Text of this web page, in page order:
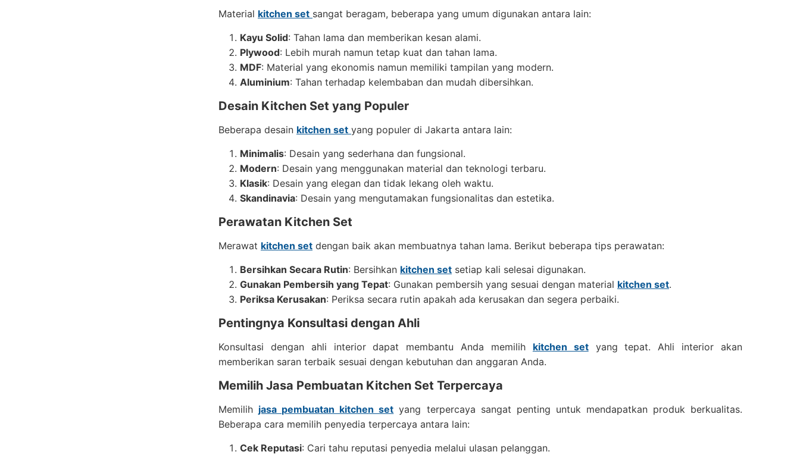
Material kitchen set sangat beragam, beberapa yang umum digunakan antara lain:
Kayu Solid: Tahan lama dan memberikan kesan alami.
Plywood: Lebih murah namun tetap kuat dan tahan lama.
MDF: Material yang ekonomis namun memiliki tampilan yang modern.
Aluminium: Tahan terhadap kelembaban dan mudah dibersihkan.
Desain Kitchen Set yang Populer
Beberapa desain kitchen set yang populer di Jakarta antara lain:
Minimalis: Desain yang sederhana dan fungsional.
Modern: Desain yang menggunakan material dan teknologi terbaru.
Klasik: Desain yang elegan dan tidak lekang oleh waktu.
Skandinavia: Desain yang mengutamakan fungsionalitas dan estetika.
Perawatan Kitchen Set
Merawat kitchen set dengan baik akan membuatnya tahan lama. Berikut beberapa tips perawatan:
Bersihkan Secara Rutin: Bersihkan kitchen set setiap kali selesai digunakan.
Gunakan Pembersih yang Tepat: Gunakan pembersih yang sesuai dengan material kitchen set.
Periksa Kerusakan: Periksa secara rutin apakah ada kerusakan dan segera perbaiki.
Pentingnya Konsultasi dengan Ahli
Konsultasi dengan ahli interior dapat membantu Anda memilih kitchen setyang tepat. Ahli interior akan
memberikan saran terbaik sesuai dengan kebutuhan dan anggaran Anda.
Memilih Jasa Pembuatan Kitchen Set Terpercaya
Memilih jasa pembuatan kitchen set yang terpercaya sangat penting untuk mendapatkan produk berkualitas.
Beberapa cara memilih penyedia terpercaya antara lain:
Cek Reputasi: Cari tahu reputasi penyedia melalui ulasan pelanggan.